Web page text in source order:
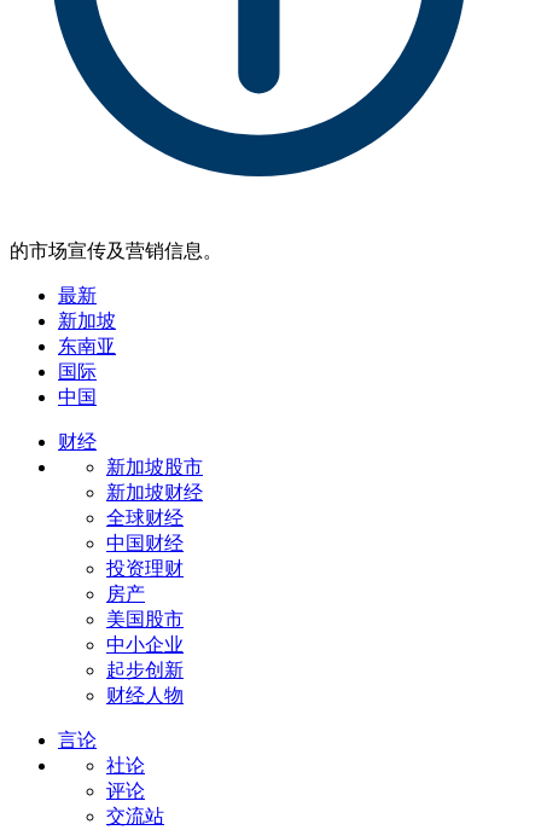
的市场宣传及营销信息。
最新
新加坡
东南亚
国际
中国
财经
新加坡股市
新加坡财经
全球财经
中国财经
投资理财
房产
美国股市
中小企业
起步创新
财经人物
言论
社论
评论
交流站